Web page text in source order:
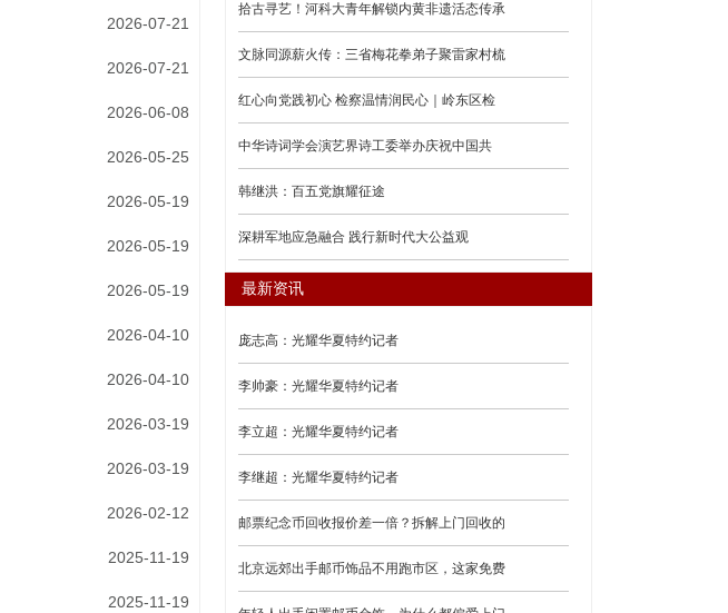
拾古寻艺！河科大青年解锁内黄非遗活态传承
文脉同源薪火传：三省梅花拳弟子聚雷家村梳
红心向党践初心 检察温情润民心｜岭东区检
中华诗词学会演艺界诗工委举办庆祝中国共
韩继洪：百五党旗耀征途
深耕军地应急融合 践行新时代大公益观
最新资讯
庞志高：光耀华夏特约记者
李帅豪：光耀华夏特约记者
李立超：光耀华夏特约记者
李继超：光耀华夏特约记者
邮票纪念币回收报价差一倍？拆解上门回收的
北京远郊出手邮币饰品不用跑市区，这家免费
2026-07-21
2026-07-21
2026-06-08
2026-05-25
2026-05-19
2026-05-19
2026-05-19
2026-04-10
2026-04-10
2026-03-19
2026-03-19
2026-02-12
2025-11-19
2025-11-19